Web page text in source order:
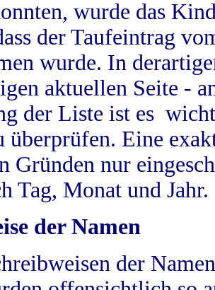
wurde das
der Taufeintrag
wurde. In
aktuellen Seite -
der Liste ist es
überprüfen. Eine
Gründen nur
Tag, Monat und Jahr.
der Namen
der